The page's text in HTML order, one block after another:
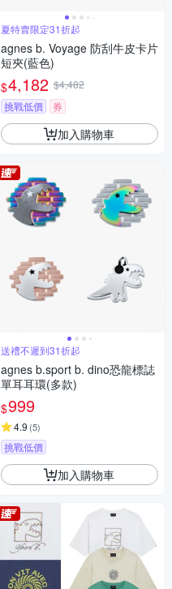
夏特賣限定31折起
agnes b. Voyage 防刮牛皮卡片
短夾(藍色)
$4,182 $4,482
挑戰低價
券
加入購物車
送禮不遲到31折起
agnes b.sport b. dino恐龍標誌
單耳耳環(多款)
$999
4.9 (5)
挑戰低價
加入購物車